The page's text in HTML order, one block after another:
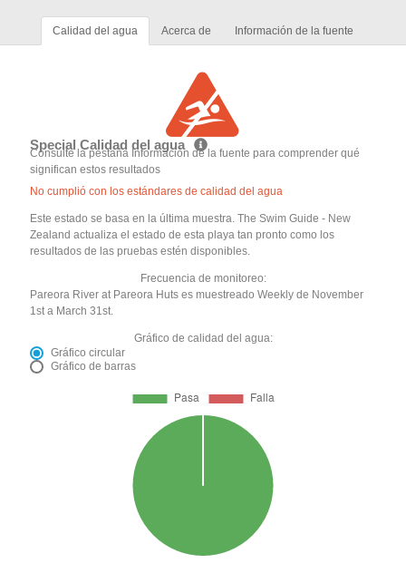
Calidad del agua Acerca de Información de la fuente
Special Calidad del agua
Consulte la pestaña Información de la fuente para comprender qué
significan estos resultados
No cumplió con los estándares de calidad del agua
Este estado se basa en la última muestra. The Swim Guide - New
Zealand actualiza el estado de esta playa tan pronto como los
resultados de las pruebas estén disponibles.
Frecuencia de monitoreo:
Pareora River at Pareora Huts es muestreado Weekly de November
1st a March 31st.
Gráfico de calidad del agua:
Gráfico circular
Gráfico de barras